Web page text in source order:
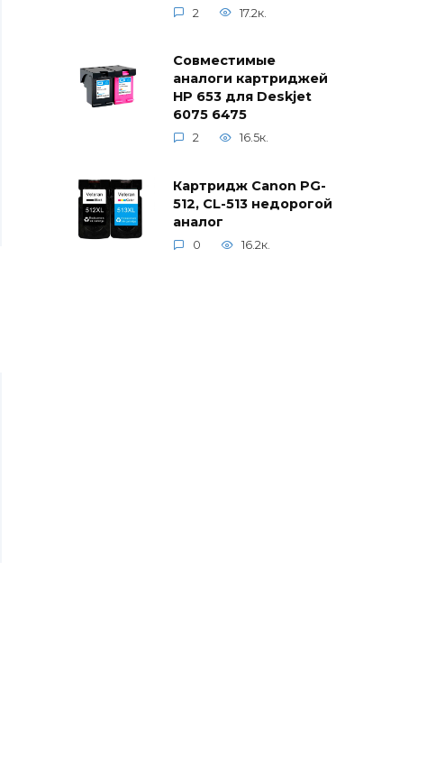
2 17.2к.
Совместимые
аналоги картриджей
HP 653 для Deskjet
6075 6475
2 16.5к.
Картридж Canon PG-
512, CL-513 недорогой
аналог
0 16.2к.